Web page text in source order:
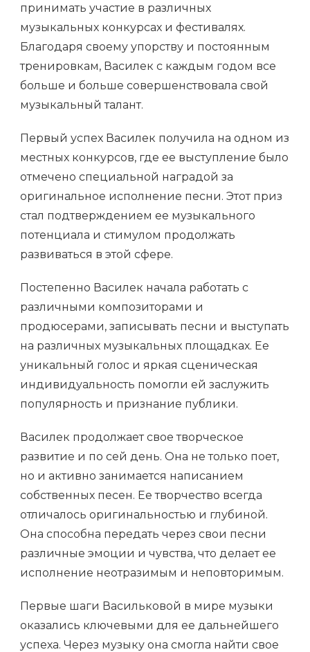
принимать участие в различных
музыкальных конкурсах и фестивалях.
Благодаря своему упорству и постоянным
тренировкам, Василек с каждым годом все
больше и больше совершенствовала свой
музыкальный талант.
Первый успех Василек получила на одном из
местных конкурсов, где ее выступление было
отмечено специальной наградой за
оригинальное исполнение песни. Этот приз
стал подтверждением ее музыкального
потенциала и стимулом продолжать
развиваться в этой сфере.
Постепенно Василек начала работать с
различными композиторами и
продюсерами, записывать песни и выступать
на различных музыкальных площадках. Ее
уникальный голос и яркая сценическая
индивидуальность помогли ей заслужить
популярность и признание публики.
Василек продолжает свое творческое
развитие и по сей день. Она не только поет,
но и активно занимается написанием
собственных песен. Ее творчество всегда
отличалось оригинальностью и глубиной.
Она способна передать через свои песни
различные эмоции и чувства, что делает ее
исполнение неотразимым и неповторимым.
Первые шаги Васильковой в мире музыки
оказались ключевыми для ее дальнейшего
успеха. Через музыку она смогла найти свое